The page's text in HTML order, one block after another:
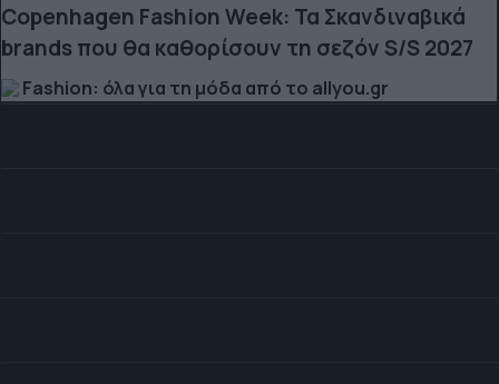
Copenhagen Fashion Week: Τα Σκανδιναβικά
brands που θα καθορίσουν τη σεζόν S/S 2027
Fashion: όλα για τη μόδα από το allyou.gr